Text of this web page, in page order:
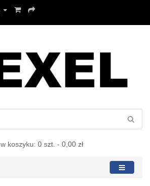
w koszyku: 0 szt. - 0,00 zł